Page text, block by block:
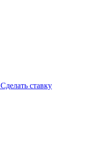
Сделать ставку